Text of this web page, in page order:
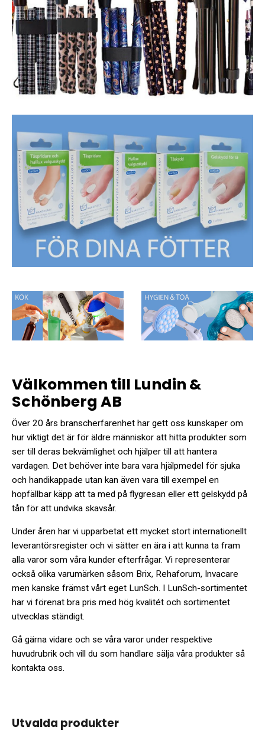
Välkommen till Lundin &
Schönberg AB
Över 20 års branscherfarenhet har gett oss kunskaper om
hur viktigt det är för äldre människor att hitta produkter som
ser till deras bekvämlighet och hjälper till att hantera
vardagen. Det behöver inte bara vara hjälpmedel för sjuka
och handikappade utan kan även vara till exempel en
hopfällbar käpp att ta med på flygresan eller ett gelskydd på
tån för att undvika skavsår.
Under åren har vi upparbetat ett mycket stort internationellt
leverantörsregister och vi sätter en ära i att kunna ta fram
alla varor som våra kunder efterfrågar. Vi representerar
också olika varumärken såsom Brix, Rehaforum, Invacare
men kanske främst vårt eget LunSch. I LunSch-sortimentet
har vi förenat bra pris med hög kvalitét och sortimentet
utvecklas ständigt.
Gå gärna vidare och se våra varor under respektive
huvudrubrik och vill du som handlare sälja våra produkter så
kontakta oss.
Utvalda produkter